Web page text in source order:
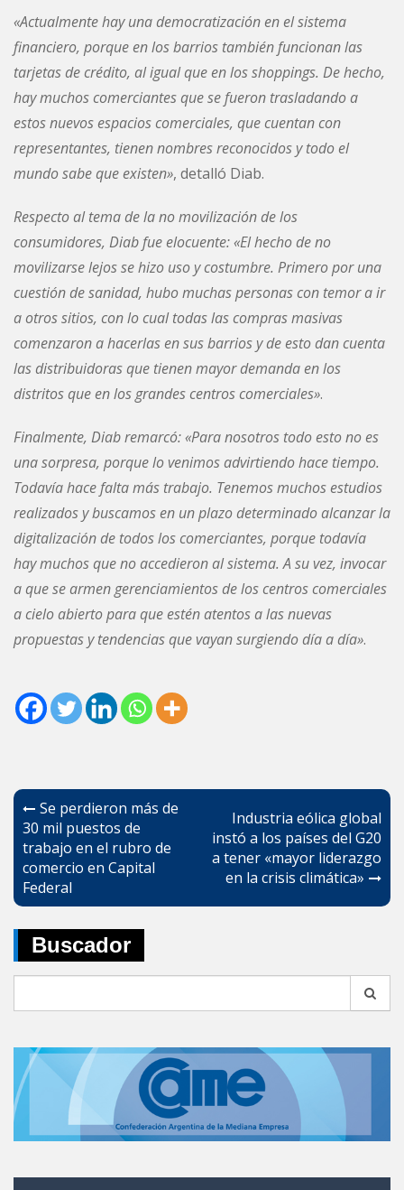
«Actualmente hay una democratización en el sistema
financiero, porque en los barrios también funcionan las
tarjetas de crédito, al igual que en los shoppings. De hecho,
hay muchos comerciantes que se fueron trasladando a
estos nuevos espacios comerciales, que cuentan con
representantes, tienen nombres reconocidos y todo el
mundo sabe que existen», detalló Diab.
Respecto al tema de la no movilización de los
consumidores, Diab fue elocuente: «El hecho de no
movilizarse lejos se hizo uso y costumbre. Primero por una
cuestión de sanidad, hubo muchas personas con temor a ir
a otros sitios, con lo cual todas las compras masivas
comenzaron a hacerlas en sus barrios y de esto dan cuenta
las distribuidoras que tienen mayor demanda en los
distritos que en los grandes centros comerciales».
Finalmente, Diab remarcó: «Para nosotros todo esto no es
una sorpresa, porque lo venimos advirtiendo hace tiempo.
Todavía hace falta más trabajo. Tenemos muchos estudios
realizados y buscamos en un plazo determinado alcanzar la
digitalización de todos los comerciantes, porque todavía
hay muchos que no accedieron al sistema. A su vez, invocar
a que se armen gerenciamientos de los centros comerciales
a cielo abierto para que estén atentos a las nuevas
propuestas y tendencias que vayan surgiendo día a día».
Navegación
de
entradas
Se perdieron más de
30 mil puestos de
trabajo en el rubro de
comercio en Capital
Federal
Industria eólica global
instó a los países del G20
a tener «mayor liderazgo
en la crisis climática»
Buscador